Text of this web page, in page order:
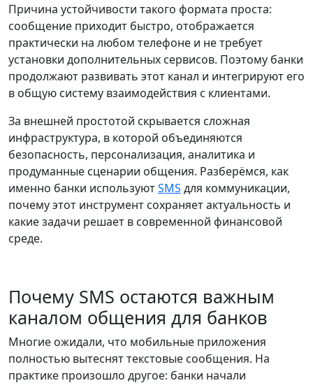
Причина устойчивости такого формата проста:
сообщение приходит быстро, отображается
практически на любом телефоне и не требует
установки дополнительных сервисов. Поэтому банки
продолжают развивать этот канал и интегрируют его
в общую систему взаимодействия с клиентами.
За внешней простотой скрывается сложная
инфраструктура, в которой объединяются
безопасность, персонализация, аналитика и
продуманные сценарии общения. Разберёмся, как
именно банки используютSMS для коммуникации,
почему этот инструмент сохраняет актуальность и
какие задачи решает в современной финансовой
среде.
Почему SMS остаются важным
каналом общения для банков
Многие ожидали, что мобильные приложения
полностью вытеснят текстовые сообщения. На
практике произошло другое: банки начали